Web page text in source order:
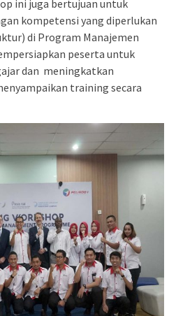
ini juga bertujuan untuk
kompetensi yang diperlukan
di Program Manajemen
peserta untuk
dan meningkatkan
training secara